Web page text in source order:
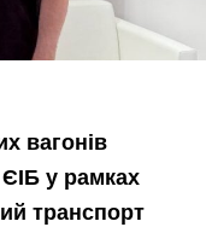
вагонів
у рамках
транспорт